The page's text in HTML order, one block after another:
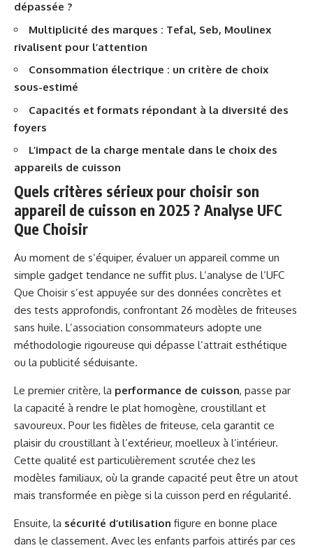
dépassée ?
Multiplicité des marques : Tefal, Seb, Moulinex
rivalisent pour l’attention
Consommation électrique : un critère de choix
sous-estimé
Capacités et formats répondant à la diversité des
foyers
L’impact de la charge mentale dans le choix des
appareils de cuisson
Quels critères sérieux pour choisir son
appareil de cuisson en 2025 ? Analyse UFC
Que Choisir
Au moment de s’équiper, évaluer un appareil comme un
simple gadget tendance ne suffit plus. L’analyse de l’UFC
Que Choisir s’est appuyée sur des données concrètes et
des tests approfondis, confrontant 26 modèles de friteuses
sans huile. L’association consommateurs adopte une
méthodologie rigoureuse qui dépasse l’attrait esthétique
ou la publicité séduisante.
Le premier critère, la performance de cuisson, passe par
la capacité à rendre le plat homogène, croustillant et
savoureux. Pour les fidèles de friteuse, cela garantit ce
plaisir du croustillant à l’extérieur, moelleux à l’intérieur.
Cette qualité est particulièrement scrutée chez les
modèles familiaux, où la grande capacité peut être un atout
mais transformée en piège si la cuisson perd en régularité.
Ensuite, la sécurité d’utilisation figure en bonne place
dans le classement. Avec les enfants parfois attirés par ces